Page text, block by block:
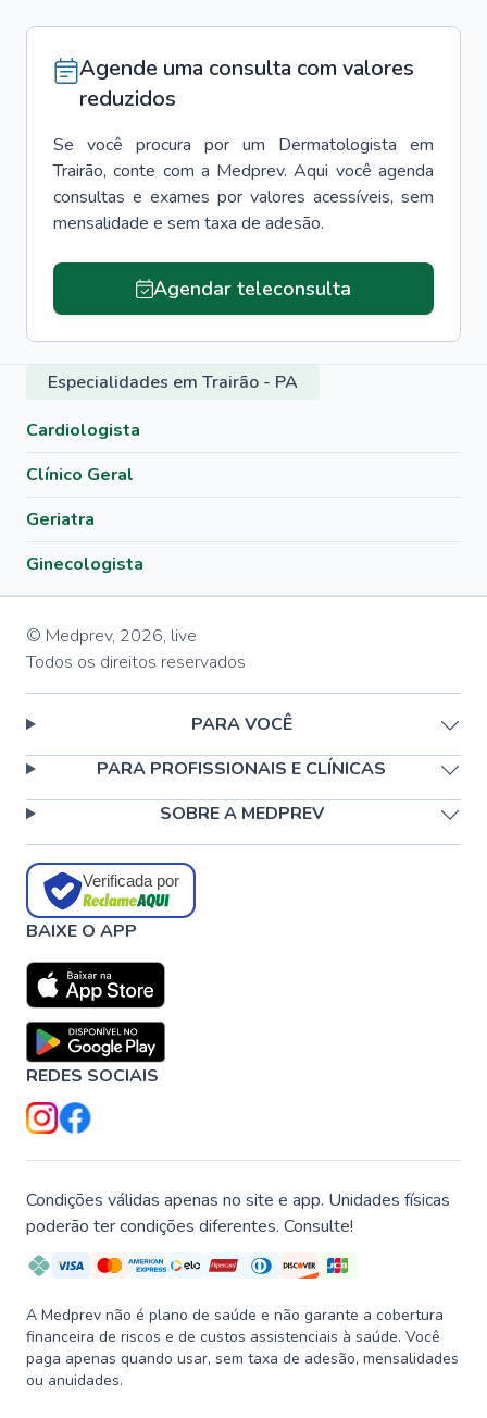
Agende uma consulta com valores
reduzidos
Se você procura por um Dermatologista em
Trairão, conte com a Medprev. Aqui você agenda
consultas e exames por valores acessíveis, sem
mensalidade e sem taxa de adesão.
Agendar teleconsulta
Especialidades em Trairão - PA
Cardiologista
Clínico Geral
Geriatra
Ginecologista
© Medprev, 2026, live
Todos os direitos reservados
PARA VOCÊ
PARA PROFISSIONAIS E CLÍNICAS
SOBRE A MEDPREV
Verificada por
BAIXE O APP
REDES SOCIAIS
Condições válidas apenas no site e app. Unidades físicas
poderão ter condições diferentes. Consulte!
A Medprev não é plano de saúde e não garante a cobertura
financeira de riscos e de custos assistenciais à saúde. Você
paga apenas quando usar, sem taxa de adesão, mensalidades
ou anuidades.